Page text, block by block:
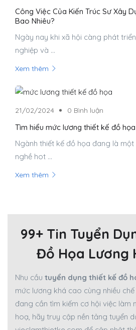
Công Việc Của Kiến Trúc Sư Xây
Bao Nhiêu?
Ngày nay khi xã hội càng phát
nghiệp và ...
Xem thêm
21/02/2024 0 Bình luận
Tìm hiểu mức lương thiết kế đồ
Ngành thiết kế đồ họa đang là
nghề hot ...
Xem thêm
99+ Tin Tuyển
Đồ Họa Lương
Nhu cầu tuyển dụng thiết kế đồ
mức lương khá cao cùng nhiều
đang cần tìm kiếm cơ hội việc làm
hoạ, hãy truy cập nền tảng tuyển